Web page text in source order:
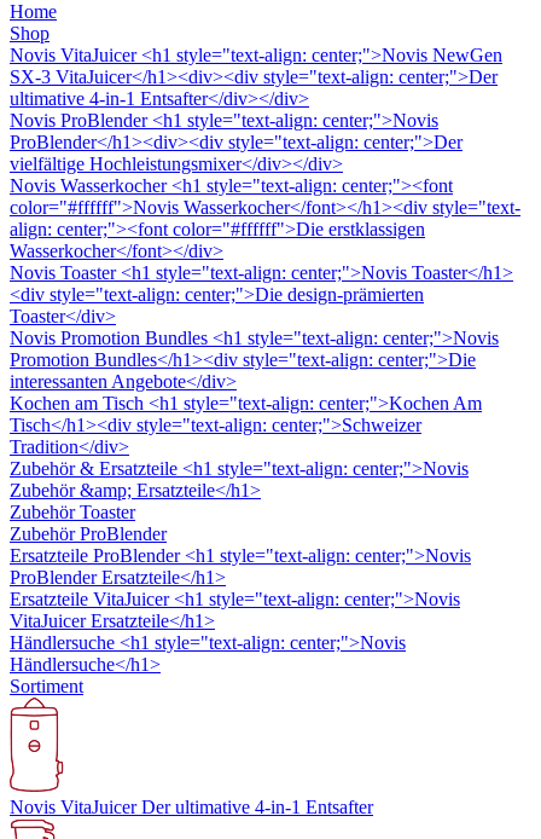
Home
Shop
Novis VitaJuicer <h1 style="text-align: center;">Novis NewGen
SX-3 VitaJuicer</h1><div><div style="text-align: center;">Der
ultimative 4-in-1 Entsafter</div></div>
Novis ProBlender <h1 style="text-align: center;">Novis
ProBlender</h1><div><div style="text-align: center;">Der
vielfältige Hochleistungsmixer</div></div>
Novis Wasserkocher <h1 style="text-align: center;"><font
color="#ffffff">Novis Wasserkocher</font></h1><div style="text-
align: center;"><font color="#ffffff">Die erstklassigen
Wasserkocher</font></div>
Novis Toaster <h1 style="text-align: center;">Novis Toaster</h1>
<div style="text-align: center;">Die design-prämierten
Toaster</div>
Novis Promotion Bundles <h1 style="text-align: center;">Novis
Promotion Bundles</h1><div style="text-align: center;">Die
interessanten Angebote</div>
Kochen am Tisch <h1 style="text-align: center;">Kochen Am
Tisch</h1><div style="text-align: center;">Schweizer
Tradition</div>
Zubehör & Ersatzteile <h1 style="text-align: center;">Novis
Zubehör &amp; Ersatzteile</h1>
Zubehör Toaster
Zubehör ProBlender
Ersatzteile ProBlender <h1 style="text-align: center;">Novis
ProBlender Ersatzteile</h1>
Ersatzteile VitaJuicer <h1 style="text-align: center;">Novis
VitaJuicer Ersatzteile</h1>
Händlersuche <h1 style="text-align: center;">Novis
Händlersuche</h1>
Sortiment
Novis VitaJuicerDer ultimative 4-in-1 Entsafter